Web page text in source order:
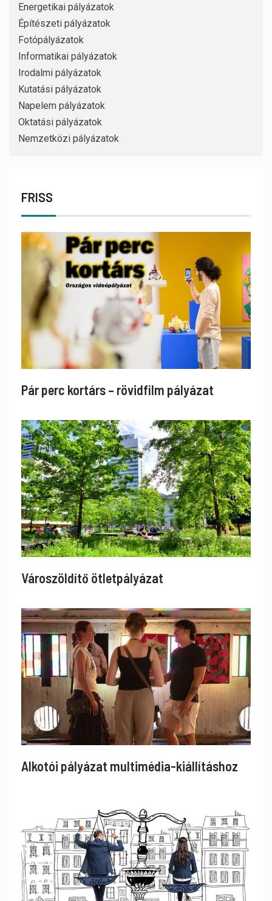
Energetikai pályázatok
Építészeti pályázatok
Fotópályázatok
Informatikai pályázatok
Irodalmi pályázatok
Kutatási pályázatok
Napelem pályázatok
Oktatási pályázatok
Nemzetközi pályázatok
FRISS
Pár perc kortárs – rövidfilm pályázat
Városzöldítő ötletpályázat
Alkotói pályázat multimédia-kiállításhoz